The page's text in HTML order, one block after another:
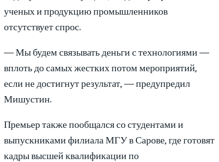
ученых и продукцию промышленников
отсутствует спрос.
— Мы будем связывать деньги с технологиями —
вплоть до самых жестких потом мероприятий,
если не достигнут результат, — предупредил
Мишустин.
Премьер также пообщался со студентами и
выпускниками филиала МГУ в Сарове, где готовят
кадры высшей квалификации по